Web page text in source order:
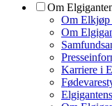
Om
Om
Om
Karriere i